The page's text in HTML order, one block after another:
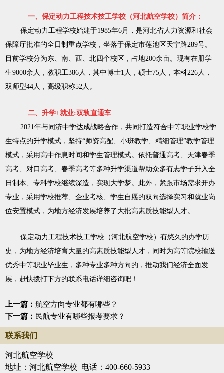
一、保定动力工程技术技工学校（河北航空学校）简介：
保定动力工程学校始建于1985年6月，是河北省人力资源和社会
保障厅批准的全日制重点学校，坐落于保定市莲池区天宁路289号。
目前学校分为东、南、西、北四个校区，占地200余亩。现有在册学
生9000余人，教职工386人，其中博士1人，硕士75人，本科226人，
双师型44人，高级职称52人。
二、升学+就业:双轨直通车
2021年与同济中学达成战略合作，共同打造符合中等职业学校学
生特点的升学模式，坚持“师资高配、小班教学、精细管理”教学管理
模式，采用高中作息时间和学生管理模式。依托普通高考、天津春季
高考、对口高考、春季高考等多种升学渠道帮助众多有志学子升入全
日制本、专科学校继续深造，实现大学梦。此外，紧跟市场需求开办
专业，采用学校推荐、企业考核、学生自愿的双向选择实习和就业岗
位安置模式，为地方经济发展培养了大批高素质技能型人才。
保定动力工程技术技工学校（河北航空学校）有悠久的办学历
史，为地方经济培育大量的高素质技能型人才，同时为高等院校输送
优秀中等职业毕业生，多种专业多种方向的，推动我们经济全面发
展，赶快拨打下方的联系电话详细咨询吧！
上一篇：航空方向专业都有哪些？
下一篇： 民航专业有哪些报考要求？
联系我们
河北航空学校
地址：河北航空学校 电话：400-660-5933